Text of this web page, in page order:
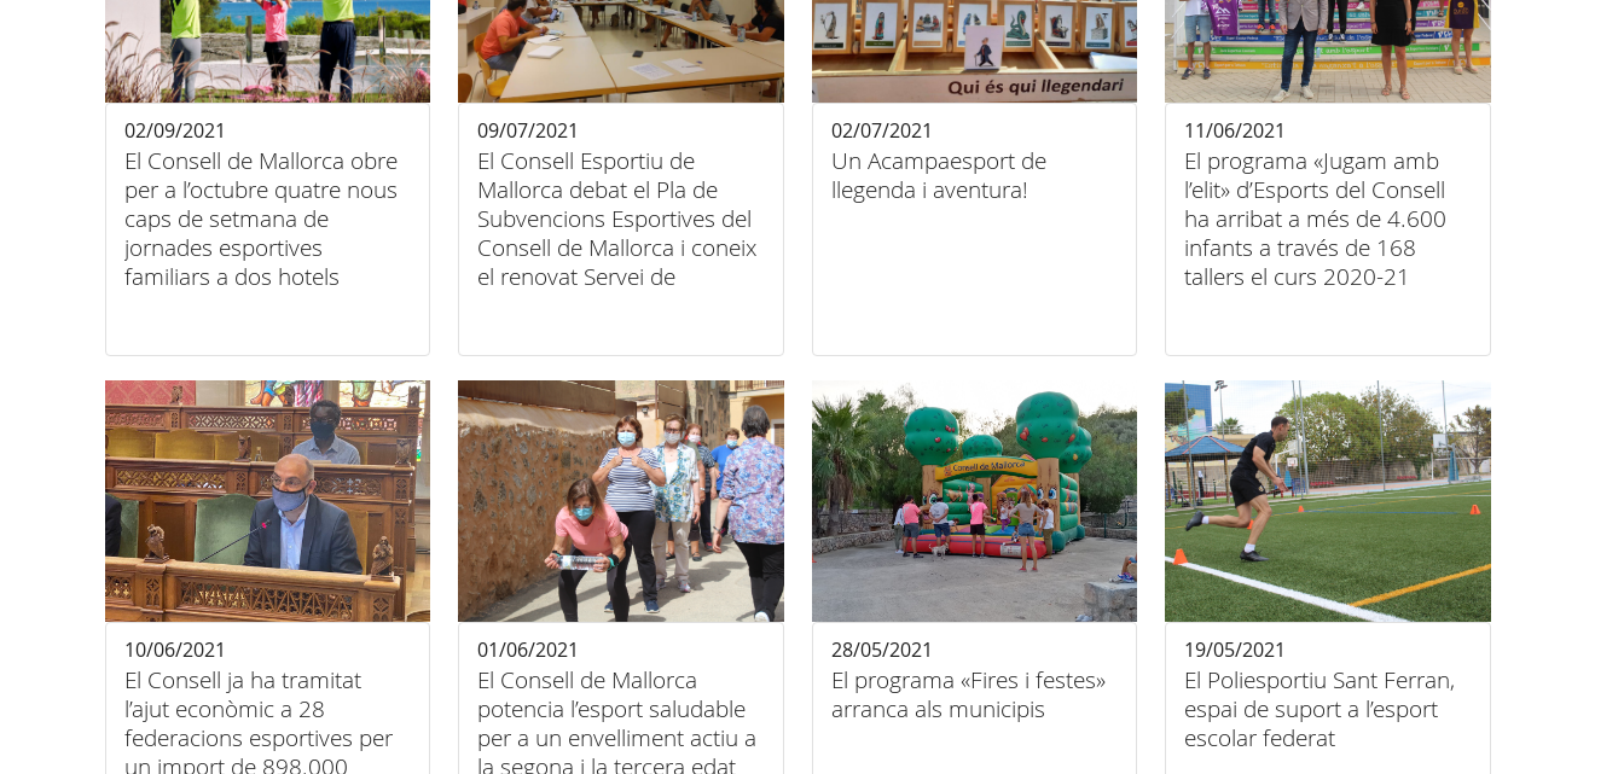
El Consell de Mallorca obre
per a l’octubre quatre nous
caps de setmana de
jornades esportives
familiars a dos hotels
02/09/2021
El Consell Esportiu de
Mallorca debat el Pla de
Subvencions Esportives del
Consell de Mallorca i coneix
el renovat Servei de
09/07/2021
Un Acampaesport de
llegenda i aventura!
02/07/2021
El programa «Jugam amb
l’elit» d’Esports del Consell
ha arribat a més de 4.600
infants a través de 168
tallers el curs 2020-21
11/06/2021
El Consell ja ha tramitat
l’ajut econòmic a 28
federacions esportives per
un import de 898.000
10/06/2021
El Consell de Mallorca
potencia l’esport saludable
per a un envelliment actiu a
la segona i la tercera edat
01/06/2021
El programa «Fires i festes»
arranca als municipis
28/05/2021
El Poliesportiu Sant Ferran,
espai de suport a l’esport
escolar federat
19/05/2021